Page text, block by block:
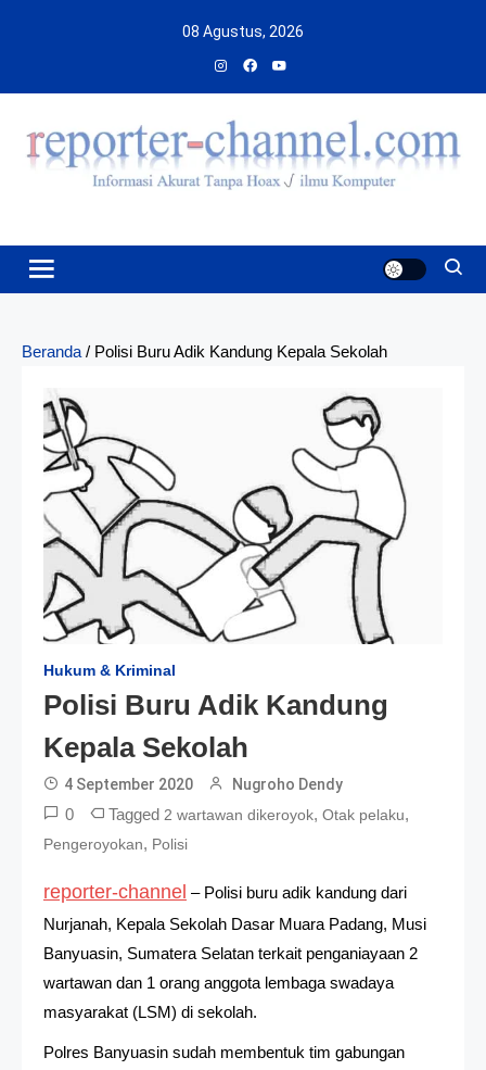
08 Agustus, 2026
Beranda / Polisi Buru Adik Kandung Kepala Sekolah
Hukum & Kriminal
Polisi Buru Adik Kandung
Kepala Sekolah
4 September 2020 Nugroho Dendy
0 Tagged 2 wartawan dikeroyok, Otak pelaku,
Pengeroyokan, Polisi
reporter-channel – Polisi buru adik kandung dari
Nurjanah, Kepala Sekolah Dasar Muara Padang, Musi
Banyuasin, Sumatera Selatan terkait penganiayaan 2
wartawan dan 1 orang anggota lembaga swadaya
masyarakat (LSM) di sekolah.
Polres Banyuasin sudah membentuk tim gabungan